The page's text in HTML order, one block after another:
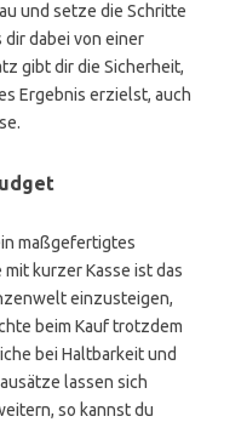
und setze die Schritte
dabei von einer
gibt dir die Sicherheit,
Ergebnis erzielst, auch
maßgefertigtes
kurzer Kasse ist das
einzusteigen,
beim Kauf trotzdem
bei Haltbarkeit und
lassen sich
so kannst du